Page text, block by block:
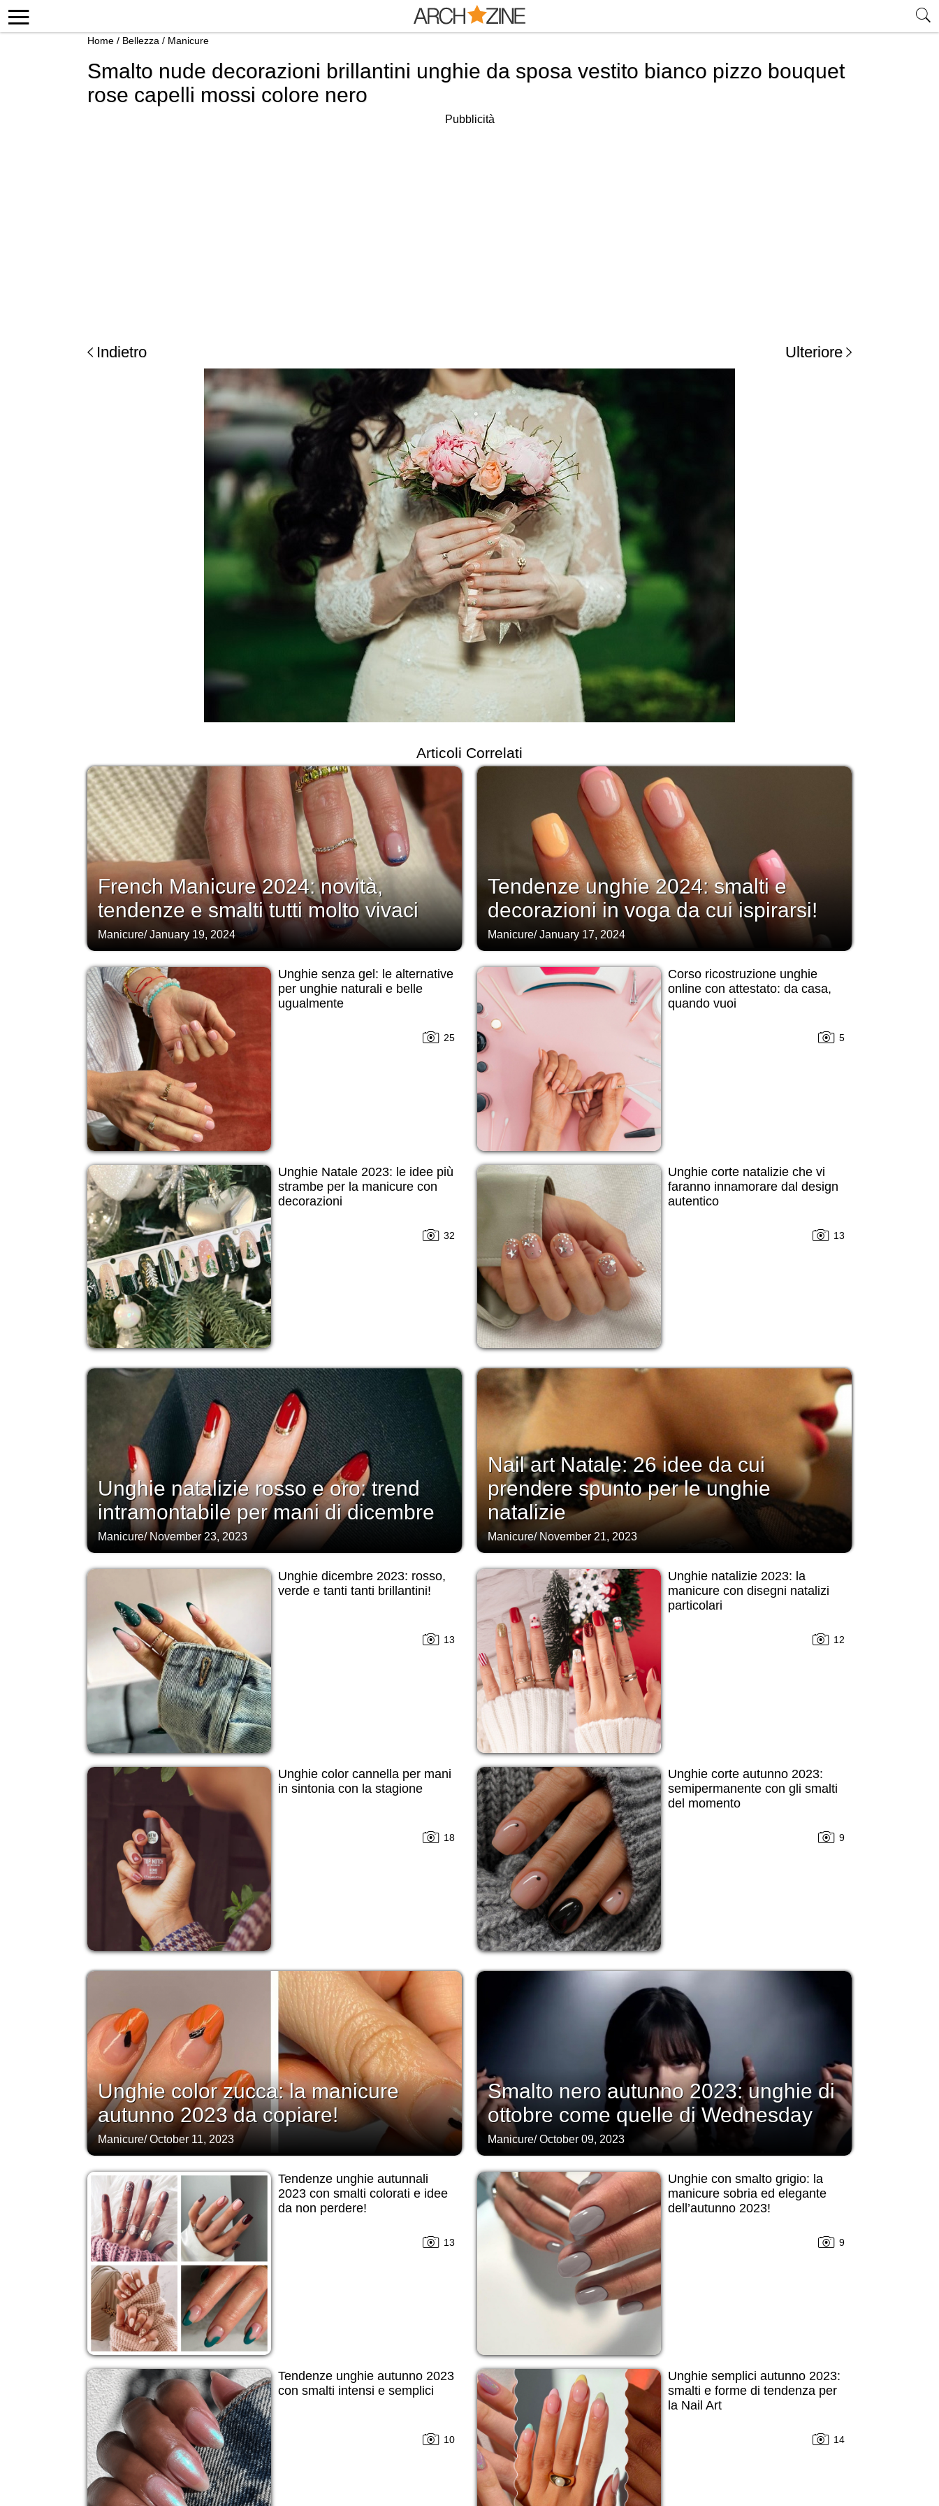
Home / Bellezza / Manicure
Smalto nude decorazioni brillantini unghie da sposa vestito bianco pizzo bouquet
rose capelli mossi colore nero
Pubblicità
Indietro Ulteriore
Articoli Correlati
French Manicure 2024: novità,
tendenze e smalti tutti molto vivaci
Manicure/January 19, 2024
Tendenze unghie 2024: smalti e
decorazioni in voga da cui ispirarsi!
Manicure/January 17, 2024
Unghie senza gel: le alternative
per unghie naturali e belle
ugualmente
25
Corso ricostruzione unghie
online con attestato: da casa,
quando vuoi
5
Unghie Natale 2023: le idee più
strambe per la manicure con
decorazioni
32
Unghie corte natalizie che vi
faranno innamorare dal design
autentico
13
Unghie natalizie rosso e oro: trend
intramontabile per mani di dicembre
Manicure/November 23, 2023
Nail art Natale: 26 idee da cui
prendere spunto per le unghie
natalizie
Manicure/ November 21, 2023
Unghie dicembre 2023: rosso,
verde e tanti tanti brillantini!
13
Unghie natalizie 2023: la
manicure con disegni natalizi
particolari
12
Unghie color cannella per mani
in sintonia con la stagione
18
Unghie corte autunno 2023:
semipermanente con gli smalti
del momento
9
Unghie color zucca: la manicure
autunno 2023 da copiare!
Manicure/October 11, 2023
Smalto nero autunno 2023: unghie di
ottobre come quelle di Wednesday
Manicure/October 09, 2023
Tendenze unghie autunnali
2023 con smalti colorati e idee
da non perdere!
13
Unghie con smalto grigio: la
manicure sobria ed elegante
dell’autunno 2023!
9
Tendenze unghie autunno 2023
con smalti intensi e semplici
10
Unghie semplici autunno 2023:
smalti e forme di tendenza per
la Nail Art
14